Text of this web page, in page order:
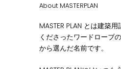
About MASTERPLAN
MASTER PLAN とは建築
くださったワードローブ
から選んだ名前です。